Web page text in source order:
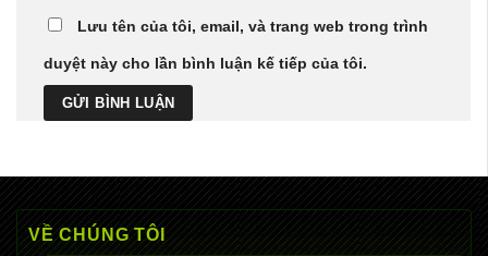
VỀ CHÚNG TÔI
Lưu tên của tôi, email, và trang web trong trình
duyệt này cho lần bình luận kế tiếp của tôi.